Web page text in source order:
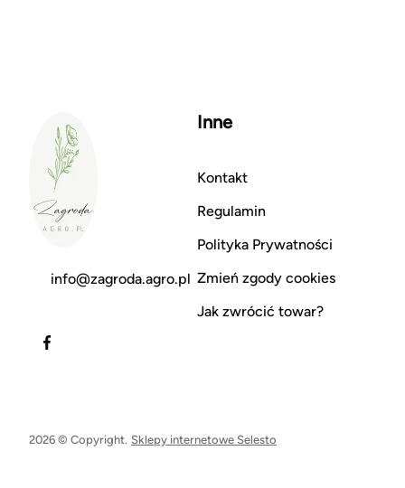
info@zagroda.agro.pl
Inne
Kontakt
Regulamin
Polityka Prywatności
Zmień zgody cookies
Jak zwrócić towar?
2026 © Copyright. Sklepy internetowe Selesto